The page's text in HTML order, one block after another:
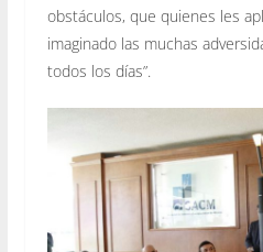
obstáculos, que quienes les
imaginado las muchas
todos los días”.